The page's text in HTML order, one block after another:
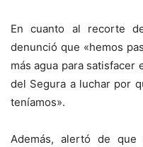
En cuanto al recorte
denunció que «hemos
más agua para
del Segura a luchar por
teníamos».
Además, alertó de que